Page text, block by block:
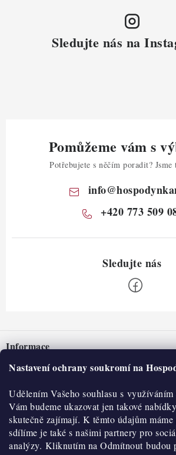
Nastavení ochrany soukromí na
Udělením Vašeho souhlasu s
Vám budeme ukazovat jen takové
skutečně zajímají. K těmto údajům máme
sdílíme je také s našimi partnery pro
analýzy. Kliknutím na Odmítnout budou
Sledujte nás na
Pomůžeme vám s
Potřebujete s něčím poradit? Jsme
info@
+420 773 509
pInformace
Nepřevzetí zásilky na dobírku
Obchodní podmínky
Hodnocení obchodu
Blog
O nás
Historie
Kontakty
O nákupu
Reklamace a vratky